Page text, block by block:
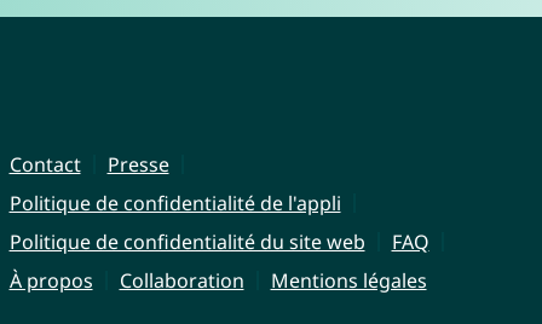
Contact
Presse
Politique de confidentialité de l'appli
Politique de confidentialité du site web
FAQ
À propos
Collaboration Mentions légales